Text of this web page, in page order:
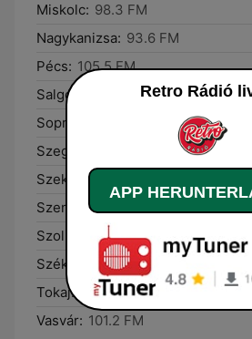
Miskolc: 98.3 FM
Nagykanizsa: 93.6 FM
Pécs: 105.5 FM
Salgótarján:
104.7 FM
Sopron:
Szeged:
Szekszárd:
Szentes: 95.7 FM
Szolnok:
104.7 FM
Székesfehérvár: 103.3 FM
Tokaj:
103.5 FM
Vasvár: 101.2 FM
Retro Rádió
APP